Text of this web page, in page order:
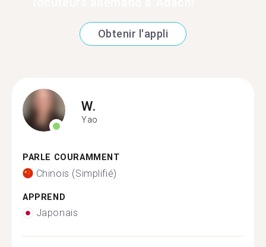
Obtenir l'appli
W.
Yao
PARLE COURAMMENT
Chinois (Simplifié)
APPREND
Japonais